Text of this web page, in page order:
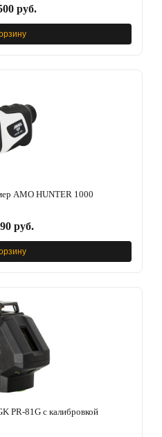
руб.
AMO HUNTER 1000
руб.
PR-81G с калибровкой